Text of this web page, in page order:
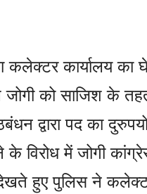
कलेक्टर कार्यालय का
जोगी को साजिश के
द्वारा पद का
के विरोध में जोगी
देखते हुए पुलिस ने